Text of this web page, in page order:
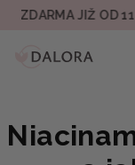
PřejítOD 1190 KČ